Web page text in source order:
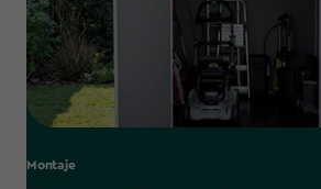
Montaje